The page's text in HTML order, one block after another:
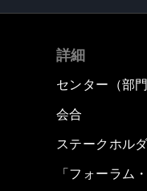
詳細
センター（部門
会合
ステークホル
「フォーラム